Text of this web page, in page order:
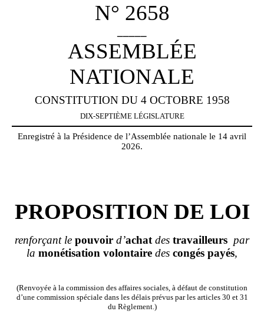
N° 2658
ASSEMBLÉE
NATIONALE
CONSTITUTION DU 4 OCTOBRE 1958
DIX-SEPTIÈME LÉGISLATURE
Enregistré à la Présidence de l’Assemblée nationale le 14 avril
2026.
PROPOSITION DE LOI
renforçant le pouvoir d’achatdes travailleurs par
la monétisation volontaire des congés payés,
(Renvoyée à la commission des affaires sociales, à défaut de constitution
d’une commission spéciale dans les délais prévus par les articles 30 et 31
du Règlement.)